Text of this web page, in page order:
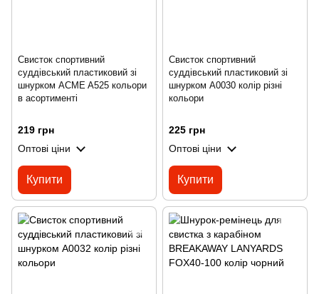
Свисток спортивний
суддівський пластиковий зі
шнурком ACME A525 кольори
в асортименті
219 грн
Оптові ціни
Купити
Свисток спортивний
суддівський пластиковий зі
шнурком A0030 колір різні
кольори
225 грн
Оптові ціни
Купити